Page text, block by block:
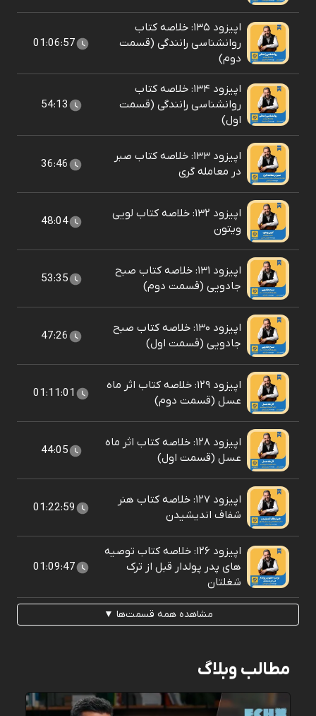
اپیزود ۱۳۵: خلاصه کتاب
روانشناسی رانندگی (قسمت
دوم)
01:06:57
اپیزود ۱۳۴: خلاصه کتاب
روانشناسی رانندگی (قسمت
اول)
54:13
اپیزود ۱۳۳: خلاصه کتاب صبر
در معامله گری
36:46
اپیزود ۱۳۲: خلاصه کتاب لویی
ویتون
48:04
اپیزود ۱۳۱: خلاصه کتاب صبح
جادویی (قسمت دوم)
53:35
اپیزود ۱۳۰: خلاصه کتاب صبح
جادویی (قسمت اول)
47:26
اپیزود ۱۲۹: خلاصه کتاب اثر ماه
عسل (قسمت دوم)
01:11:01
اپیزود ۱۲۸: خلاصه کتاب اثر ماه
عسل (قسمت اول)
44:05
اپیزود ۱۲۷: خلاصه کتاب هنر
شفاف اندیشیدن
01:22:59
اپیزود ۱۲۶: خلاصه کتاب توصیه
های پدر پولدار قبل از ترک
شغلتان
01:09:47
مشاهده همه قسمت‌ها ▼
مطالب وبلاگ